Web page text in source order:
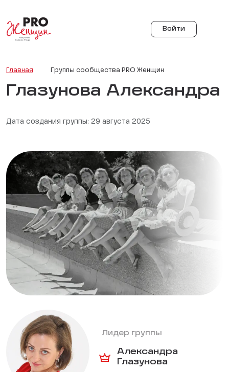
Войти
Главная Группы сообщества PRO Женщин
Глазунова Александра
Дата создания группы: 29 августа 2025
Лидер группы
Александра
Глазунова